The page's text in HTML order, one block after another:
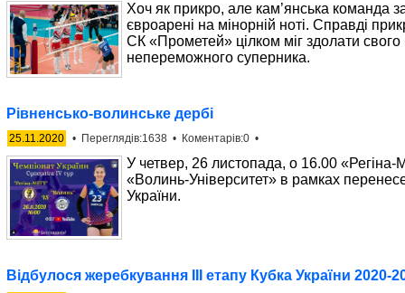
Хоч як прикро, але кам’янська команда
євроарені на мінорній ноті. Справді
СК «Прометей» цілком міг здолати
непереможного суперника.
Рівненсько-волинське дербі
25.11.2020 • Переглядів:1638 • Коментарів:0 •
У четвер, 26 листопада, о 16.00 «Регіна-
«Волинь-Університет» в рамках
України.
Відбулося жеребкування ІІІ етапу Кубка України 2020-